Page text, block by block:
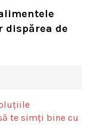
dispărea de